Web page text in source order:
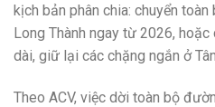
kịch bản phân chia: chuyển
Long Thành ngay từ 2026,
dài, giữ lại các chặng ngắn ở
Theo ACV, việc dời toàn bộ